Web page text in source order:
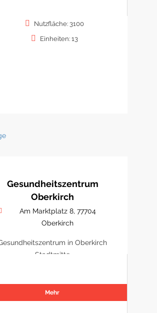
Nutzfläche: 3100
Einheiten: 13
Gesundheitszentrum
Oberkirch
Am Marktplatz 8, 77704
Oberkirch
in Oberkirch
Stadtmitte
Mehr